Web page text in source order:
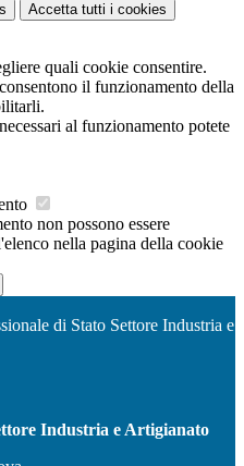
Accetta tutti i cookies
quali cookie consentire.
il funzionamento della
al funzionamento potete
non possono essere
nella pagina della cookie
di Stato Settore Industria e
Industria e Artigianato